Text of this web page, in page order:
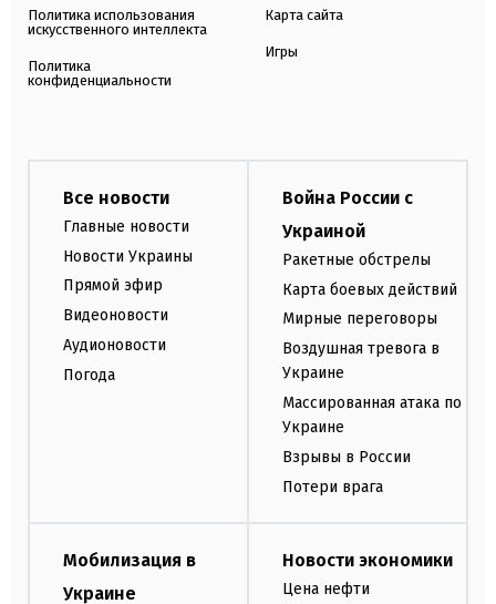
Политика использования
искусственного интеллекта
Политика
конфиденциальности
Карта сайта
Игры
Все новости
Главные новости
Новости Украины
Прямой эфир
Видеоновости
Аудионовости
Погода
Война России с
Украиной
Ракетные обстрелы
Карта боевых действий
Мирные переговоры
Воздушная тревога в
Украине
Массированная атака по
Украине
Взрывы в России
Потери врага
Мобилизация в
Украине
Новости экономики
Цена нефти